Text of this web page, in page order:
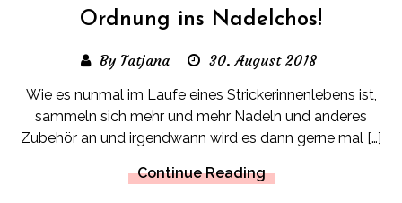
Ordnung ins Nadelchos!
By Tatjana 30. August 2018
Wie es nunmal im Laufe eines Strickerinnenlebens ist,
sammeln sich mehr und mehr Nadeln und anderes
Zubehör an und irgendwann wird es dann gerne mal […]
Continue Reading